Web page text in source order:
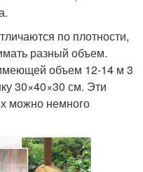
по плотности,
разный объем.
объем 12-14 м 3
30×40×30 см. Эти
можно немного